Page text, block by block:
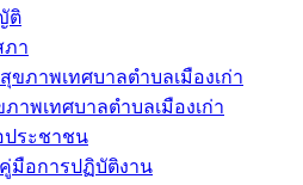
ติ
ภา
าพเทศบาลตำบลเมืองเก่า
ประชาชน
คู่มือการปฏิบัติงาน